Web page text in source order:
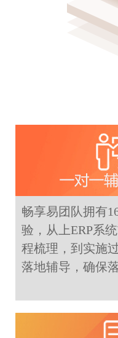
畅享易团队拥有
验，从上ERP系
程梳理，到实施
落地辅导，确保